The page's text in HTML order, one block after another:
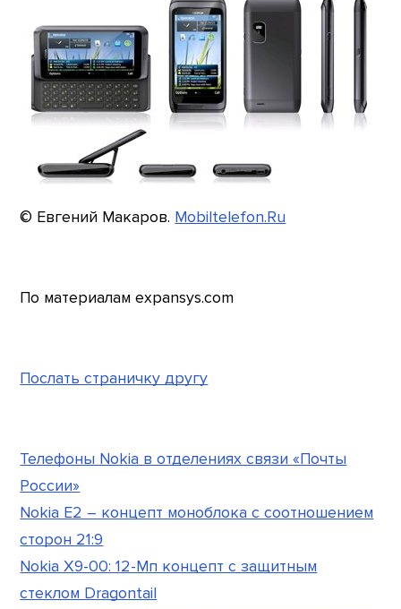
© Евгений Макаров. Mobiltelefon.Ru
По материалам expansys.com
Послать страничку другу
Телефоны Nokia в отделениях связи «Почты
России»
Nokia E2 – концепт моноблока с соотношением
сторон 21:9
Nokia X9-00: 12-Мп концепт с защитным
стеклом Dragontail